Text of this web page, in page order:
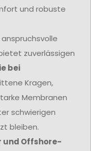
und robuste
zuverlässigen
bei
Kragen,
Membranen
schwierigen
bleiben.
und Offshore-